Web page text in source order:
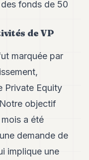
fonds de 50
de VP
marquée par
Private Equity
objectif
a été
demande de
implique une